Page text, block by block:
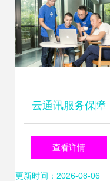
云通讯服务保障
难？网易云信金牌
T服务全面启动
查看详情
更新时间：2026-08-06